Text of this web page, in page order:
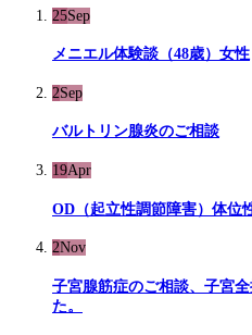
25Sep
メニエル体験談（48歳）女性
2Sep
バルトリン腺炎のご相談
19Apr
OD（起立性調節障害）体位
2Nov
子宮腺筋症のご相談、子宮
た。